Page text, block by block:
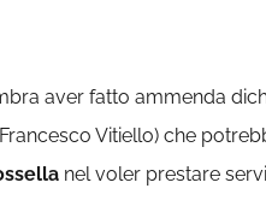
aver fatto ammenda
Vitiello) che
nel voler prestare